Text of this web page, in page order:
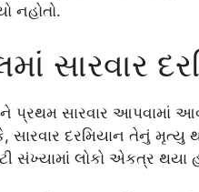
નહોતો.
સારવાર
પ્રથમ સારવાર આપવામાં
સારવાર દરમિયાન તેનું મૃત્યુ
સંખ્યામાં લોકો એકત્ર થયા